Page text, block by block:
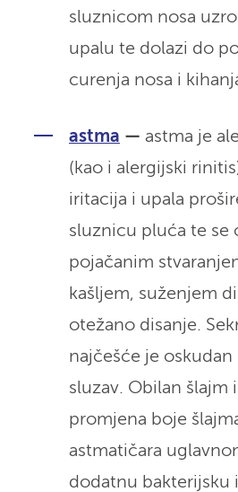
sluznicom nosa
upalu te dolazi do
curenja nosa i
astma — astma je
(kao i alergijski
iritacija i upala
sluznicu pluća te se
pojačanim
kašljem, suženjem
otežano disanje.
najčešće je oskudan
sluzav. Obilan šlajm
promjena boje
astmatičara
dodatnu bakterijsku